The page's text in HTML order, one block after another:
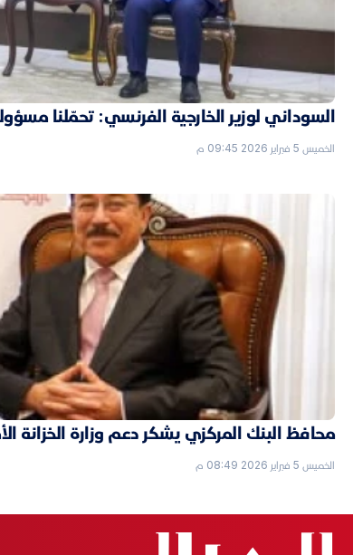
السوداني لوزير الخارجية الفرنسي: تحمّلنا
الخميس 5 فبراير 2026 09:45 م
محافظ البنك المركزي يشكر دعم وزارة الخزانة
الخميس 5 فبراير 2026 08:49 م